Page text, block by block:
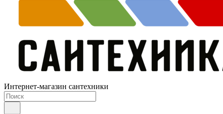
Интернет-магазин сантехники